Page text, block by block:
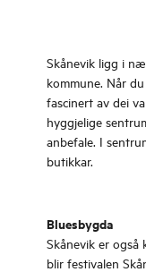
Skånevik ligg i
kommune. Når
fascinert av dei
hyggjelige
anbefale. I
butikkar.
Bluesbygda
Skånevik er også
blir festivalen